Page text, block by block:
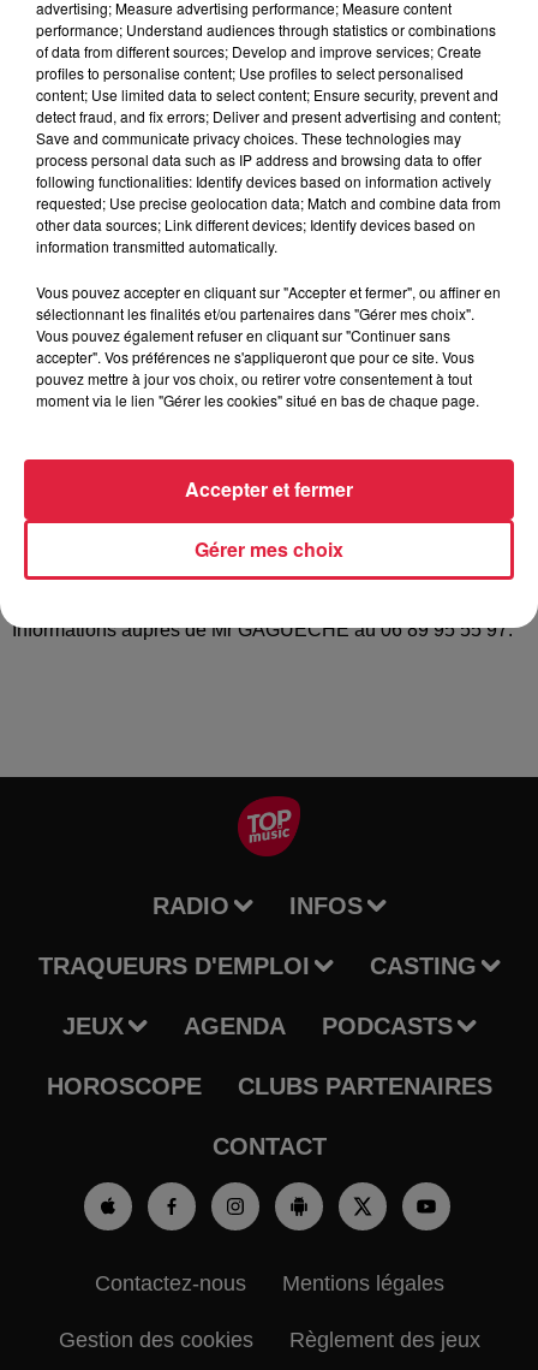
Lieu Sainte-Marie-aux-Mines
Organisateur
Lucie ANTONI
0689955597
guides@tellure.fr
Tarif Gratuit
Le Ski Club de Sainte-Marie-aux-Mines et de la vallée
Novembre de 9h à 13h dans la salle polyvalente de Sainte-
Marie-aux-Mines. Inscription aux mercredis des neiges le
même jour au même endroit. Dépôt et vente du matériel à
partir du vendredi 12 Novembre de 16h30 à 20h et le
Samedi 13 Novembre de 9h à 13h. Possibilité de vendre en
Informations auprès de Mr GAGUECHE au 06 89 95 55 97.
RADIO INFOS
TRAQUEURS D'EMPLOI CASTING
JEUX AGENDA PODCASTS
HOROSCOPE CLUBS PARTENAIRES
CONTACT
Contactez-nous Mentions légales
Gestion des cookies Règlement des jeux
advertising; Measure advertising performance; Measure content
performance; Understand audiences through statistics or combinations
of data from different sources; Develop and improve services; Create
profiles to personalise content; Use profiles to select personalised
content; Use limited data to select content; Ensure security, prevent and
detect fraud, and fix errors; Deliver and present advertising and content;
Save and communicate privacy choices. These technologies may
process personal data such as IP address and browsing data to offer
following functionalities: Identify devices based on information actively
requested; Use precise geolocation data; Match and combine data from
other data sources; Link different devices; Identify devices based on
information transmitted automatically.
Vous pouvez accepter en cliquant sur "Accepter et fermer", ou affiner en
sélectionnant les finalités et/ou partenaires dans "Gérer mes choix".
Vous pouvez également refuser en cliquant sur "Continuer sans
accepter". Vos préférences ne s'appliqueront que pour ce site. Vous
pouvez mettre à jour vos choix, ou retirer votre consentement à tout
moment via le lien "Gérer les cookies" situé en bas de chaque page.
Gérer mes choix
Accepter et fermer